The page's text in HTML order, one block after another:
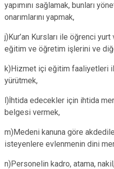
yapımını sağlamak, bunları
onarımlarını yapmak,
j)Kur’an Kursları ile öğrenci yurt
eğitim ve öğretim işlerini ve
k)Hizmet içi eğitim faaliyetleri
yürütmek,
l)İhtida edecekler için ihtida
belgesi vermek,
m)Medeni kanuna göre
isteyenlere evlenmenin dini
n)Personelin kadro, atama,